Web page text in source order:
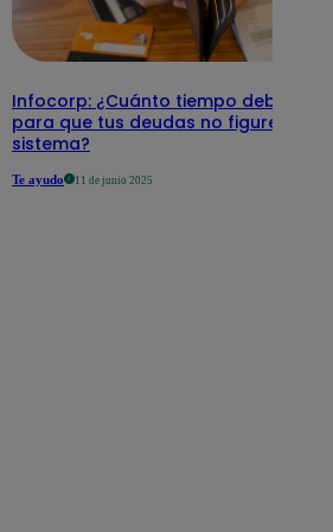
Infocorp: ¿Cuánto tiempo debe pasar
para que tus deudas no figuren en su
sistema?
Te ayudo 11 de junio 2025